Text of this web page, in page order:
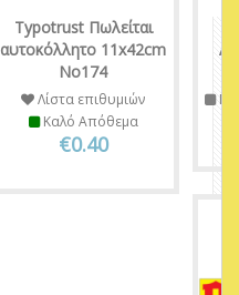
Τypotrust Πωλείται
αυτοκόλλητο 11x42cm
Νο174
Λίστα επιθυμιών
Καλό Απόθεμα
€0.40